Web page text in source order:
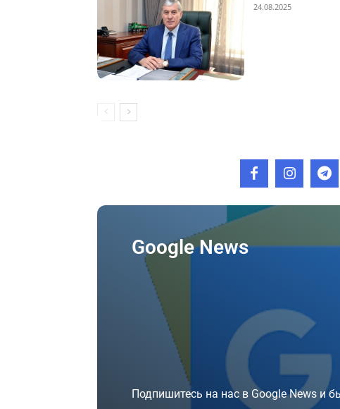
24.08.2025
Google News
Подпишитесь на нас в Google News и